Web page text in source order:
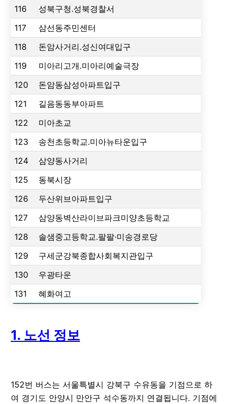
116
성북구청.성북경찰서
117
삼선동주민센터
118
돈암사거리.성신여대입구
119
미아리고개.미아리예술극장
120
돈암동삼성아파트입구
121
길음동동부아파트
122
미아초교
123
송천초등학교.미아뉴타운입구
124
삼양동사거리
125
동북시장
126
두산위브아파트입구
127
삼양동벽산라이브파크미양초등학교
128
솔샘중고등학교.팔팔·미송경로당
129
구세군강북종합사회복지관입구
130
우광타운
131
혜화여고
1. 노선 정보
152번 버스는 서울특별시 강북구 수유동을 기점으로 하
여 경기도 안양시 만안구 석수동까지 연결됩니다. 기점에